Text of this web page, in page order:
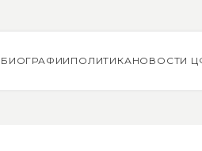
БИОГРАФИИ ПОЛИТИКАНОВОСТИ